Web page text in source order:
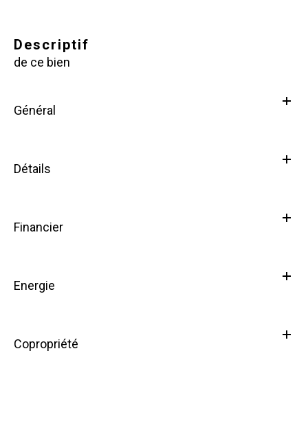
descriptif
de ce bien
Général
Détails
Financier
Energie
Copropriété